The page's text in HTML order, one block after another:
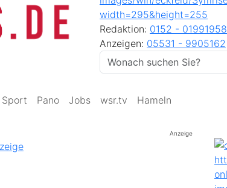
Redaktion: 0152 - 01991958
Anzeigen: 05531 - 9905162
Sport Pano Jobs wsr.tv Hameln
Anzeige